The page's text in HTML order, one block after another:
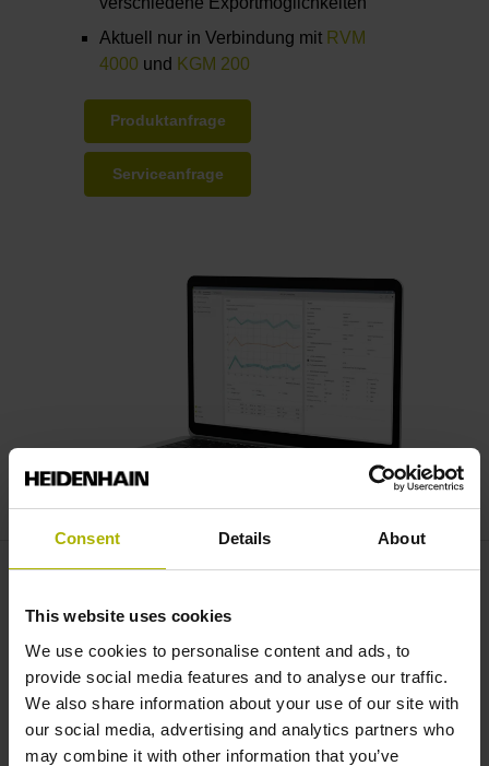
Consent Details About
This website uses cookies
We use cookies to personalise content and ads, to
provide social media features and to analyse our traffic.
We also share information about your use of our site with
our social media, advertising and analytics partners who
may combine it with other information that you’ve
Aktuell nur in Verbindung mit RVM
4000 und KGM 200
Produktanfrage
Serviceanfrage
Normgerechte Vermessung
Sie in Kombination mit demRVM 4000die statische
Genauigkeit bzw. das Langzeitverhalten von Rundachsen
oder bewerten Sie mit dem KGM 200das dynamische
Verhalten Ihrer Maschine z. B. mit einem Kreisformtest.